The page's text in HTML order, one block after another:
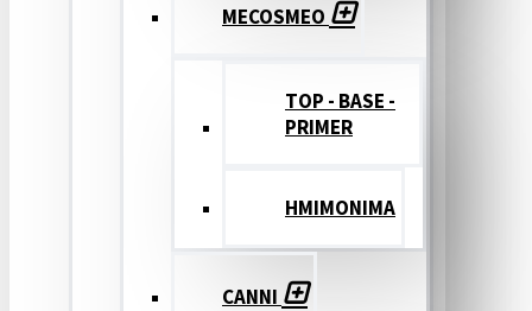
MECOSMEO
TOP - BASE -
PRIMER
ΗΜΙΜΟΝΙΜΑ
CANNI